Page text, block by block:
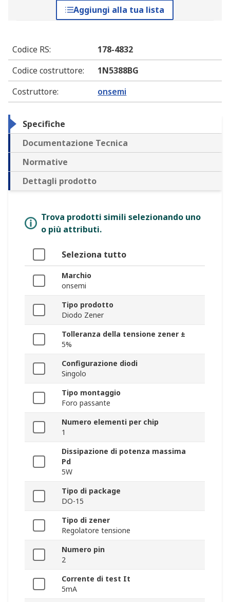
Aggiungi alla tua lista
Codice RS:
178-4832
Codice costruttore:
1N5388BG
Costruttore: onsemi
Specifiche
Documentazione Tecnica
Normative
Dettagli prodotto
Trova prodotti simili selezionando uno
o più attributi.
Seleziona tutto
Marchio
onsemi
Tipo prodotto
Diodo Zener
Tolleranza della tensione zener ±
5%
Configurazione diodi
Singolo
Tipo montaggio
Foro passante
Numero elementi per chip
1
Dissipazione di potenza massima
Pd
5W
Tipo di package
DO-15
Tipo di zener
Regolatore tensione
Numero pin
2
Corrente di test It
5mA